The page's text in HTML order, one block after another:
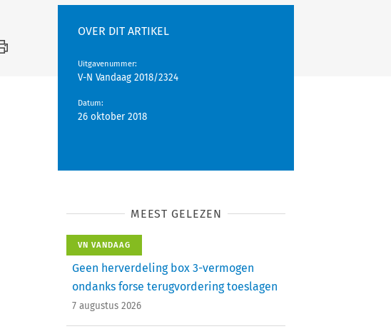
OVER DIT ARTIKEL
Uitgavenummer:
V-N Vandaag 2018/2324
Datum:
26 oktober 2018
MEEST GELEZEN
VN VANDAAG
Geen herverdeling box 3-vermogen
ondanks forse terugvordering toeslagen
7 augustus 2026